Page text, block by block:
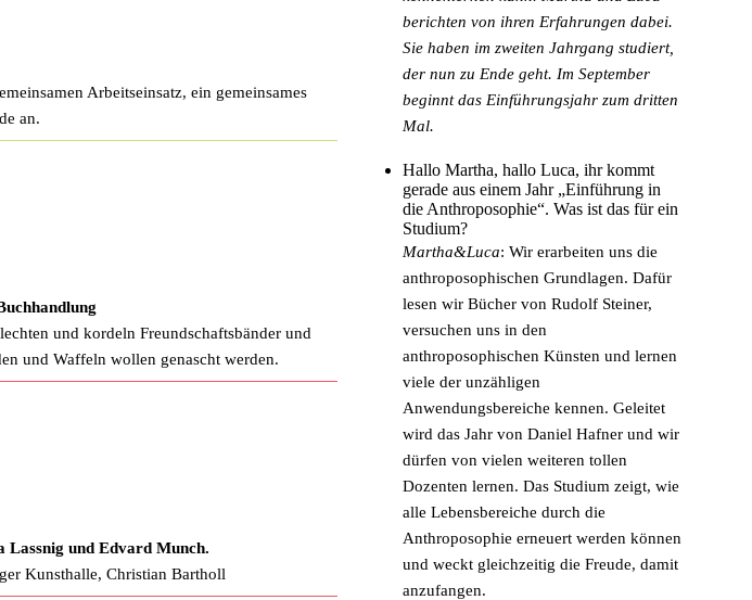
Arbeitseinsatz, ein gemeinsames
an.
und kordeln Freundschaftsbänder und
und Waffeln wollen genascht werden.
Lassnig und Edvard Munch.
Kunsthalle, Christian Bartholl
berichten von ihren Erfahrungen dabei.
Sie haben im zweiten Jahrgang studiert,
der nun zu Ende geht. Im September
beginnt das Einführungsjahr zum dritten
Mal.
Hallo Martha, hallo Luca, ihr kommt
gerade aus einem Jahr „Einführung in
die Anthroposophie“. Was ist das für ein
Studium?
Martha&Luca: Wir erarbeiten uns die
anthroposophischen Grundlagen. Dafür
lesen wir Bücher von Rudolf Steiner,
versuchen uns in den
anthroposophischen Künsten und lernen
viele der unzähligen
Anwendungsbereiche kennen. Geleitet
wird das Jahr von Daniel Hafner und wir
dürfen von vielen weiteren tollen
Dozenten lernen. Das Studium zeigt, wie
alle Lebensbereiche durch die
Anthroposophie erneuert werden können
und weckt gleichzeitig die Freude, damit
anzufangen.